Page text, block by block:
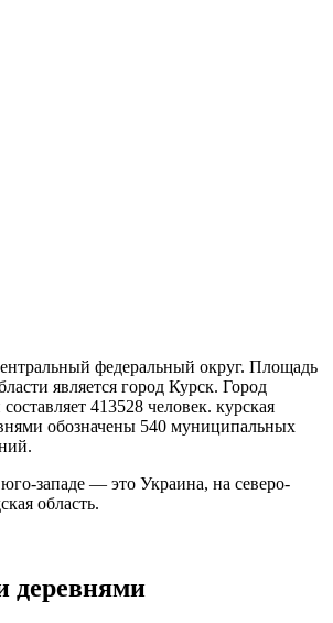
федеральный округ. Площадь
является город Курск. Город
413528 человек. курская
обозначены 540 муниципальных
западе — это Украина, на северо-
область.
деревнями